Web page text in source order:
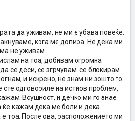
да уживам, не ми е убава повеќе.
кога ме допира. Не дека ми
не уживам.
на тоа, добивам огромна
се деси, се згрчувам, се блокирам.
и искрено, не знам ни зошто го
сте одговориле на истиов проблем,
Всушност, и дечко ми го знае
ќе кажам дека ме боли и дека
тоа. После ова, расположението ми